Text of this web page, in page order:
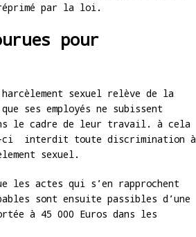
par la loi.
pour
sexuel relève de la
ses employés ne subissent
le cadre de leur travail. à cela
ci interdit toute discrimination à
sexuel.
les actes qui s’en rapprochent
sont ensuite passibles d’une
à 45 000 Euros dans les